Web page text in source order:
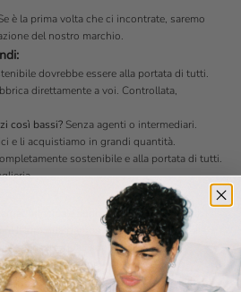
è la prima volta che ci incontrate, saremo
del nostro marchio.
dovrebbe essere alla portata di tutti.
direttamente a voi. Controllata,
così bassi? Senza agenti o intermediari.
e li acquistiamo in grandi quantità.
sostenibile e alla portata di tutti.
principale sono le persone come noi: i
il loro guardaroba un po' più sostenibile.
ci pensate, quali sono i vestiti che
Indossando gli Honest Basics
nostro guardaroba e sull'industria della